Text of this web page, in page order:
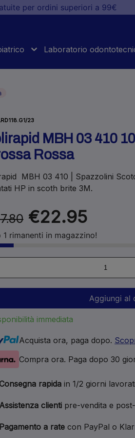
per ordini superiori a 99€
Laboratorio
23
MBH 03 410
Rossa
MBH 03 410 | Spazzolini
HP in scoth brite 3M.
€22.95
1 rimanenti in magazzino!
Aggiungi al
immediata
Acquista ora, paga dopo.
Compra ora. Paga dopo 30
rapida in 1/2 giorni
Assistenza clienti pre-vendita e
Pagamento a rate con PayPal o